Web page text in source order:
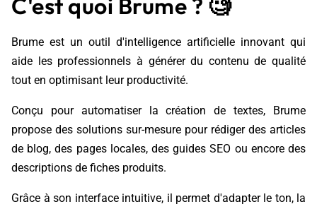
Brume est un outil d'intelligence artificielle innovant qui
aide les professionnels à générer du contenu de qualité
tout en optimisant leur productivité.
Conçu pour automatiser la création de textes, Brume
propose des solutions sur-mesure pour rédiger des articles
de blog, des pages locales, des guides SEO ou encore des
descriptions de fiches produits.
Grâce à son interface intuitive, il permet d'adapter le ton, la